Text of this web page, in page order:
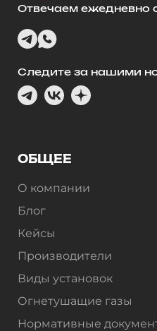
ОБЩЕЕ
О компании
Блог
Кейсы
Производители
Виды установок
Огнетушащие газы
Нормативные
Отвечаем ежедневно
Следите за нашими